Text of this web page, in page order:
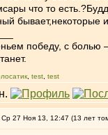
что то
бывает,некоторые
победу, с болью
test test
27 Ноя 13, 12:47 (13 лет